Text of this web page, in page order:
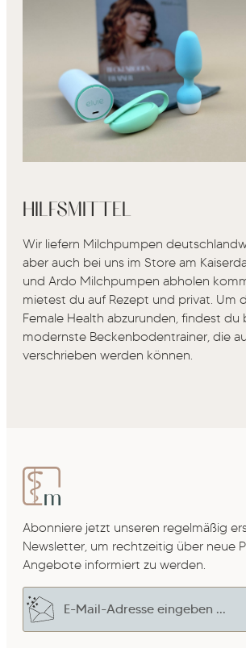
HILFSMITTEL
Wir liefern Milchpumpen
aber auch bei uns im Store am
und Ardo Milchpumpen abholen
mietest du auf Rezept und privat. Um
Female Health abzurunden, findest du
modernste Beckenbodentrainer, die
verschrieben werden können.
Abonniere jetzt unseren regelmäßig
Newsletter, um rechtzeitig über neue
Angebote informiert zu werden.
E-Mail-Adresse*